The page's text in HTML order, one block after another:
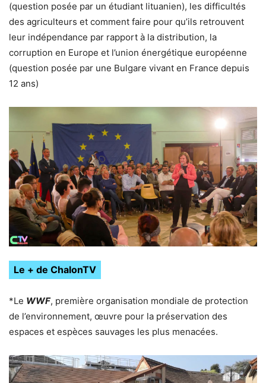
(question posée par un étudiant lituanien), les difficultés
des agriculteurs et comment faire pour qu’ils retrouvent
leur indépendance par rapport à la distribution, la
corruption en Europe et l’union énergétique européenne
(question posée par une Bulgare vivant en France depuis
12 ans)
Le + de ChalonTV
*Le WWF, première organisation mondiale de protection
de l’environnement, œuvre pour la préservation des
espaces et espèces sauvages les plus menacées.